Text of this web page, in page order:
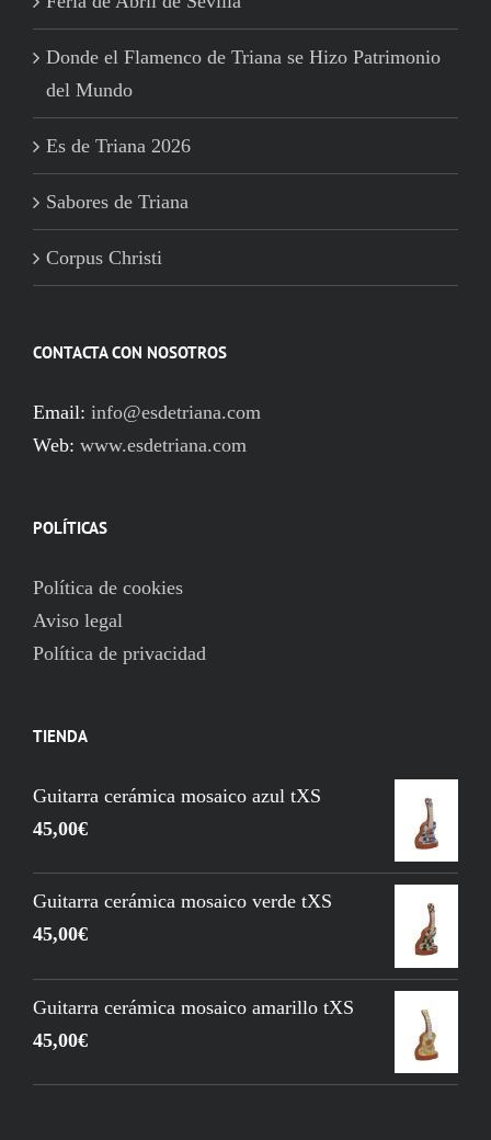
Donde el Flamenco de Triana se Hizo Patrimonio
del Mundo
Es de Triana 2026
Sabores de Triana
Corpus Christi
CONTACTA CON NOSOTROS
Email: info@esdetriana.com
Web: www.esdetriana.com
POLÍTICAS
Política de cookies
Aviso legal
Política de privacidad
TIENDA
Guitarra cerámica mosaico azul tXS
45,00€
Guitarra cerámica mosaico verde tXS
45,00€
Guitarra cerámica mosaico amarillo tXS
45,00€